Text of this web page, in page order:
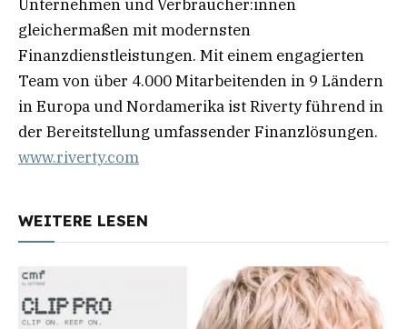
Unternehmen und Verbraucher:innen
gleichermaßen mit modernsten
Finanzdienstleistungen. Mit einem engagierten
Team von über 4.000 Mitarbeitenden in 9 Ländern
in Europa und Nordamerika ist Riverty führend in
der Bereitstellung umfassender Finanzlösungen.
www.riverty.com
WEITERE LESEN